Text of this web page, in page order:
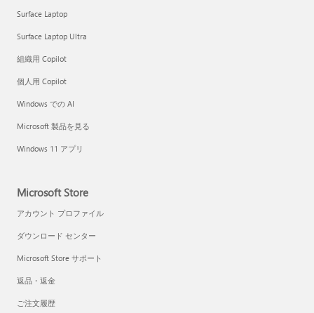
Surface Laptop
Surface Laptop Ultra
組織用 Copilot
個人用 Copilot
Windows での AI
Microsoft 製品を見る
Windows 11 アプリ
Microsoft Store
アカウント プロファイル
ダウンロード センター
Microsoft Store サポート
返品・返金
ご注文履歴